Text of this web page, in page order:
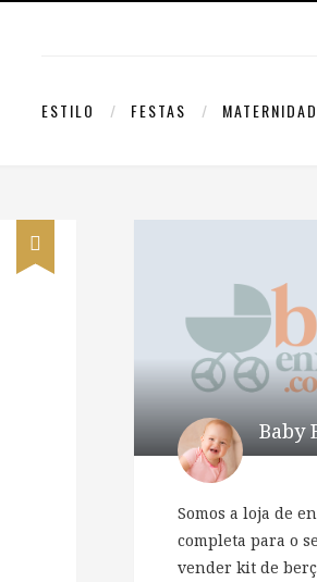
ESTILO FESTAS
Baby
Somos a loja de
completa para o
vender kit de